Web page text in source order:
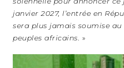
janvier 2027, l’entrée en
sera plus jamais soumise
peuples africains. »